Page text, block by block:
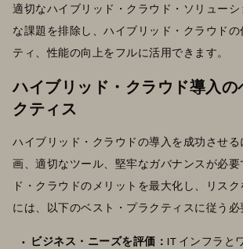
適切なハイブリッド・クラウド・ソリューシ
な課題を排除し、ハイブリッド・クラウドの
ティ、性能の向上をフルに活用できます。
ハイブリッド・クラウド導入の
クティス
ハイブリッド・クラウドの導入を成功させ
画、適切なツール、堅牢なガバナンスが必要
ド・クラウドのメリットを最大化し、リス
には、以下のベスト・プラクティスに従う必
ビジネス・ニーズを評価： IT インフラと